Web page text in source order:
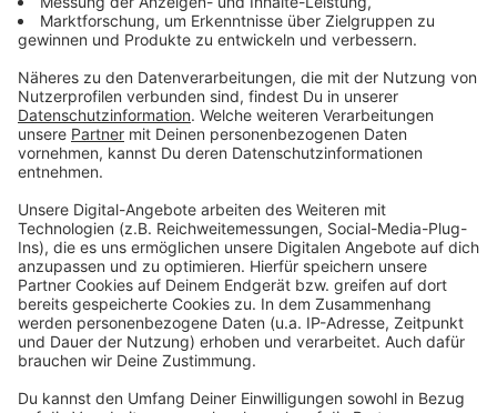
den gewöhnungsbedürftigen Duft der unraffinierten
Shea-Butter zu umgehen, Kakao-Pellets im Bio-
Supermarkt zu kaufen.
Anzeige
Lebkuchen-Peeling
Anzeige
Viele Peeling-Produkte aus der Drogerie enthalten
Mikroplastikpartikel als Schleifkörper. Diese gelangen
über das Abwasser in unseren Wasserkreislauf, da
Kläranlagen sie nicht filtern können. Dabei ist das